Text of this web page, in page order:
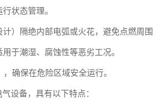
状态管理。
）隔绝内部电弧或火花，避免点燃周围
于潮湿、腐蚀性等恶劣工况。
确保在危险区域安全运行。
设备，具有以下特点：